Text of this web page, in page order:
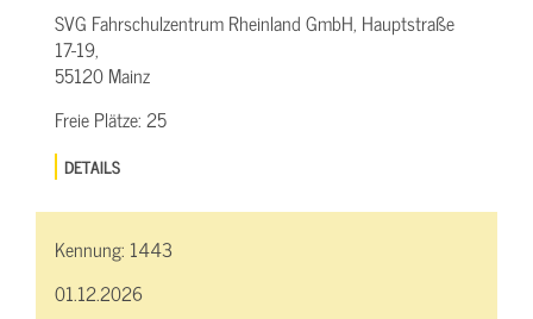
SVG Fahrschulzentrum Rheinland GmbH, Hauptstraße
17-19,
55120 Mainz
Freie Plätze:25
DETAILS
Kennung: 1443
01.12.2026